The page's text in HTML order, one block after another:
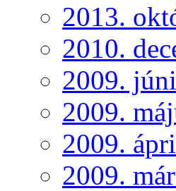
2013.
2010.
2009.
2009.
2009.
2009.